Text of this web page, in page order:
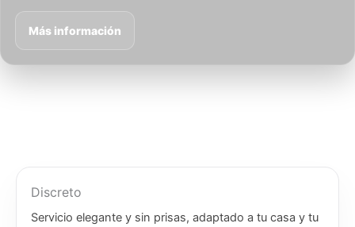
Más información
Discreto
Servicio elegante y sin prisas, adaptado a tu casa y tu